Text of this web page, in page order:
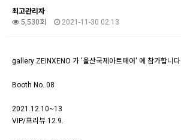
최고관리자
5,530회
2021-11-30 02:13
gallery ZEINXENO 가 '울산국제아트페어' 에 참가합니다
Booth No. 08
2021.12.10~13
VIP/프리뷰 12.9.